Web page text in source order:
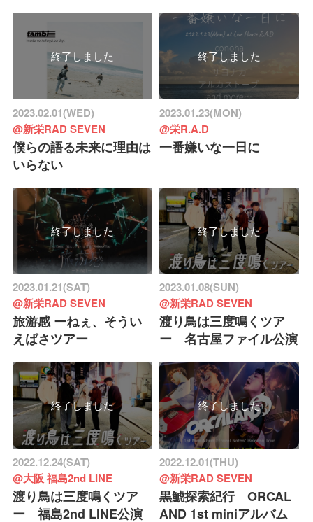
終了しました
2023.02.01(WED)
@新栄RAD SEVEN
僕らの語る未来に理由は
いらない
終了しました
2023.01.23(MON)
@栄R.A.D
一番嫌いな一日に
終了しました
2023.01.21(SAT)
@新栄RAD SEVEN
旅游感 ーねぇ、そうい
えばさツアー
終了しました
2023.01.08(SUN)
@新栄RAD SEVEN
渡り鳥は三度鳴くツア
ー 名古屋ファイル公演
終了しました
2022.12.24(SAT)
@大阪 福島2nd LINE
渡り鳥は三度鳴くツア
ー 福島2nd LINE公演
終了しました
2022.12.01(THU)
@新栄RAD SEVEN
黒鯱探索紀行 ORCAL
AND 1st miniアルバム